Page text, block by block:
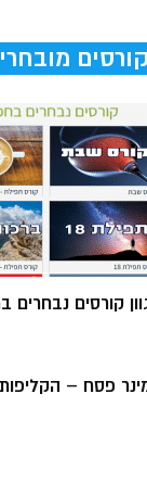
קורסים
קורסים
פסח – הקליפות